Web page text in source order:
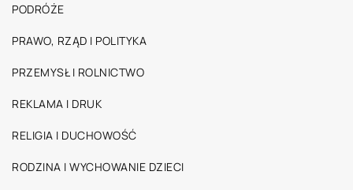
PODRÓŻE
PRAWO, RZĄD I POLITYKA
PRZEMYSŁ I ROLNICTWO
REKLAMA I DRUK
RELIGIA I DUCHOWOŚĆ
RODZINA I WYCHOWANIE DZIECI